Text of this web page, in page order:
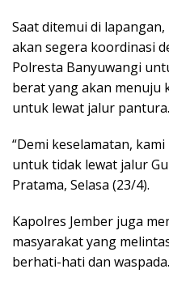
Saat ditemui di
akan segera koordinasi
Polresta Banyuwangi
berat yang akan menuju
untuk lewat jalur pantura.
“Demi keselamatan,
untuk tidak lewat jalur
Pratama, Selasa (23/4).
Kapolres Jember juga
masyarakat yang
berhati-hati dan waspada.